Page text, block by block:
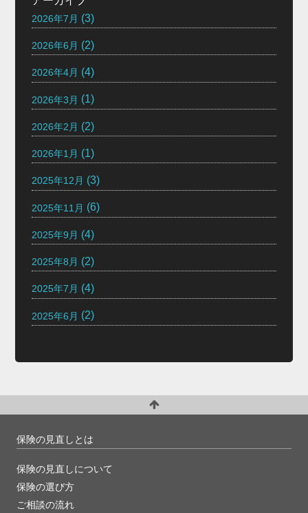
2026年7月 (3)
2026年6月 (2)
2026年4月 (4)
2026年3月 (1)
2026年2月 (2)
2026年1月 (1)
2025年12月 (3)
2025年11月 (6)
2025年9月 (4)
2025年8月 (2)
2025年7月 (4)
2025年6月 (2)
保険の見直しとは
保険の見直しについて
保険の選び方
ご相談の流れ